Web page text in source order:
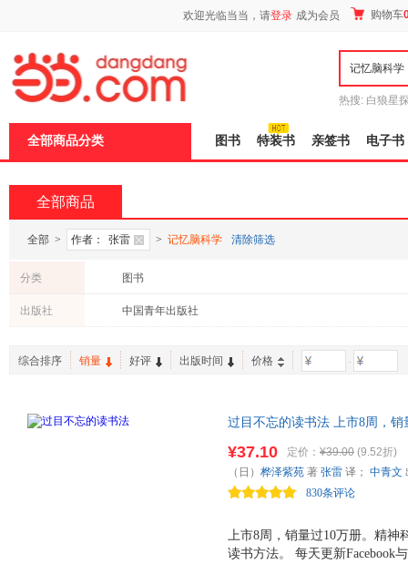
欢迎光临当当，请登录 成为会员 购物车
热搜: 白狼星
全部商品分类 图书 特装书 亲签书 电子书
全部商品
全部 > 作者： 张雷 > 记忆脑科学 清除筛选
分类 图书
出版社 中国青年出版社
综合排序 销量 好评 出版时间 价格 -
过目不忘的读书法 上市8周，
上市8周，销量过10万册。精神
读书方法。 每天更新Facebook
¥37.10 定价： ¥39.00 (9.52折)
830条评论
（日） 桦泽紫苑 著 张雷 译； 中青文
页
加